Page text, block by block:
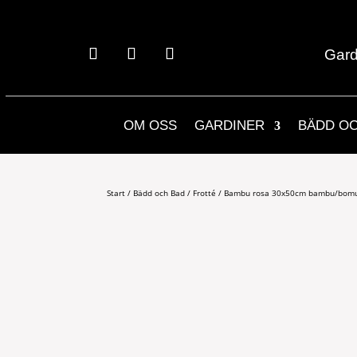
OM OSS GARDINER BÄDD
Start / Bädd och Bad / Frotté / Bambu rosa 30x50cm bambu/